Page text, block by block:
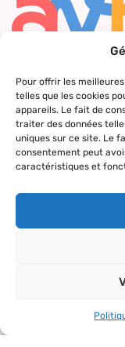
Pour offrir les
telles que les cookies
appareils. Le fait de
traiter des données
uniques sur ce site. Le
consentement peut
caractéristiques et
Nous
Qui sommes-
nous ?
Nos valeurs
La charte AVF
Nos